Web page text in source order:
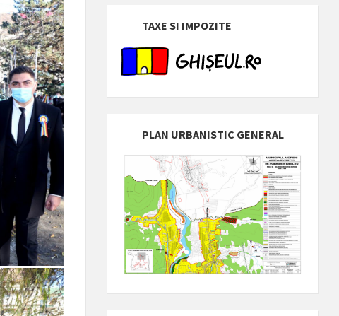
TAXE SI IMPOZITE
PLAN URBANISTIC GENERAL